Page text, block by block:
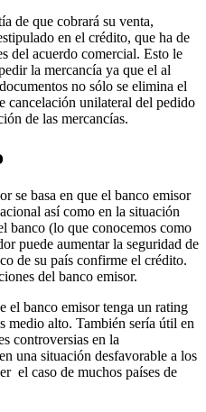
de que cobrará su venta,
en el crédito, que ha de
del acuerdo comercial. Esto le
la mercancía ya que el al
no sólo se elimina el
cancelación unilateral del pedido
de las mercancías.
se basa en que el banco emisor
así como en la situación
banco (lo que conocemos como
puede aumentar la seguridad de
de su país confirme el crédito.
del banco emisor.
el banco emisor tenga un rating
medio alto. También sería útil en
controversias en la
una situación desfavorable a los
el caso de muchos países de